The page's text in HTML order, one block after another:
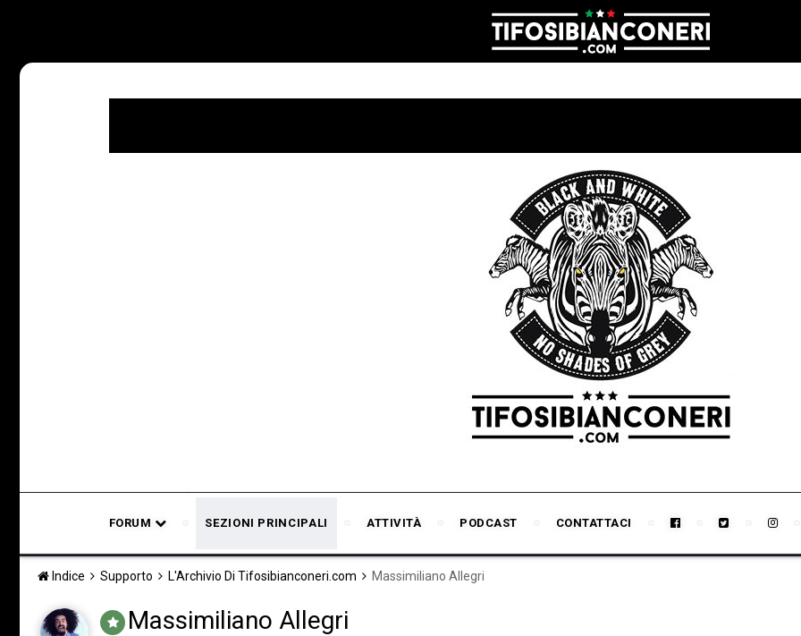
FORUM SEZIONI PRINCIPALI ATTIVITÀ PODCAST CONTATTACI
Indice Supporto L'Archivio Di Tifosibianconeri.com Massimiliano Allegri
Massimiliano Allegri